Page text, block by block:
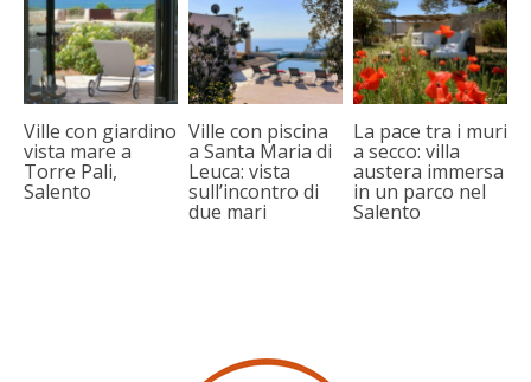
Ville con giardino
vista mare a
Torre Pali,
Salento
Ville con piscina
a Santa Maria di
Leuca: vista
sull’incontro di
due mari
La pace tra i muri
a secco: villa
austera immersa
in un parco nel
Salento